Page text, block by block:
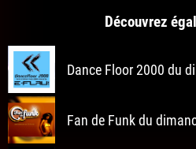
Découvrez
Dance Floor 2000 du
Fan de Funk du